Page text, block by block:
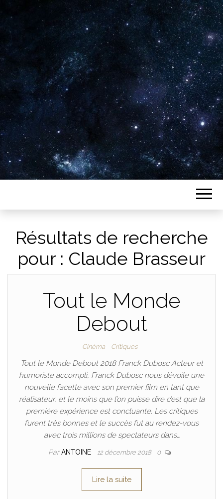
Plus de 2800 critiques de films
Résultats de recherche
pour : Claude Brasseur
Tout le Monde
Debout
Cinéma Critiques
Tout le Monde Debout 2018 Franck Dubosc Acteur et
humoriste accompli, Franck Dubosc nous dévoile une
nouvelle facette avec son premier film en tant que
réalisateur, et le moins que l’on puisse dire c’est que la
première expérience est concluante. Les critiques
furent très bonnes et le succès fut au rendez-vous
avec trois millions de spectateurs dans…
ParANTOINE 12 décembre 2018 0
Lire la suite